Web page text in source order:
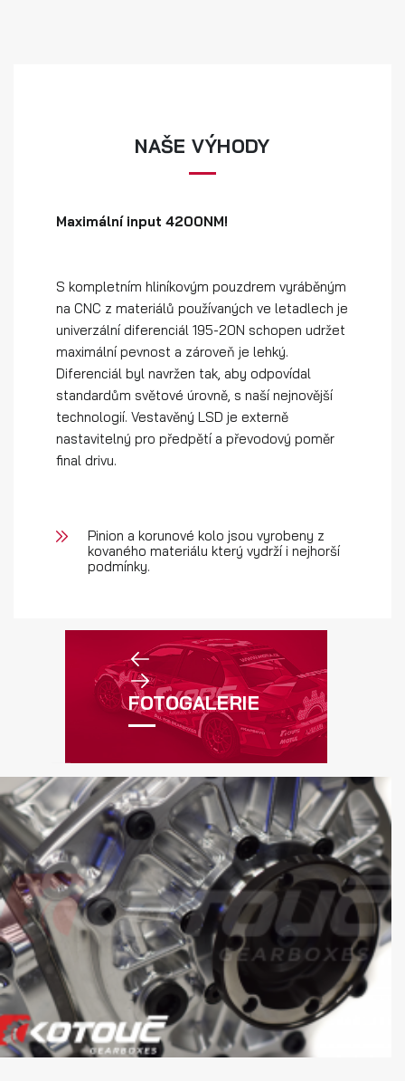
NAŠE VÝHODY
Maximální input 4200NM!
S kompletním hliníkovým pouzdrem vyráběným
na CNC z materiálů používaných ve letadlech je
univerzální diferenciál 195-20N schopen udržet
maximální pevnost a zároveň je lehký.
Diferenciál byl navržen tak, aby odpovídal
standardům světové úrovně, s naší nejnovější
technologií. Vestavěný LSD je externě
nastavitelný pro předpětí a převodový poměr
final drivu.
Pinion a korunové kolo jsou vyrobeny z
kovaného materiálu který vydrží i nejhorší
podmínky.
FOTOGALERIE